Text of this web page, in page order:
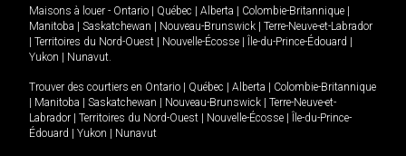
Maisons à louer - Ontario Québec Alberta Colombie-Britannique
Manitoba
Saskatchewan Nouveau-Brunswick
Terre-Neuve-et-Labrador
Territoires du Nord-Ouest Nouvelle-Écosse Île-du-Prince-Édouard
Yukon
Nunavut.
Trouver des courtiers en Ontario Québec Alberta
Colombie-Britannique
Manitoba Saskatchewan Nouveau-Brunswick
Terre-Neuve-et-
Labrador
Territoires du Nord-Ouest Nouvelle-Écosse
Île-du-Prince-
Édouard
Yukon Nunavut